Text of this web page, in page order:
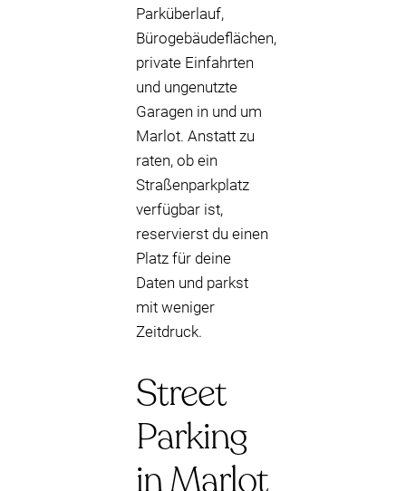
Parküberlauf,
Bürogebäudeflächen,
private Einfahrten
und ungenutzte
Garagen in und um
Marlot. Anstatt zu
raten, ob ein
Straßenparkplatz
verfügbar ist,
reservierst du einen
Platz für deine
Daten und parkst
mit weniger
Zeitdruck.
Street
Parking
in Marlot